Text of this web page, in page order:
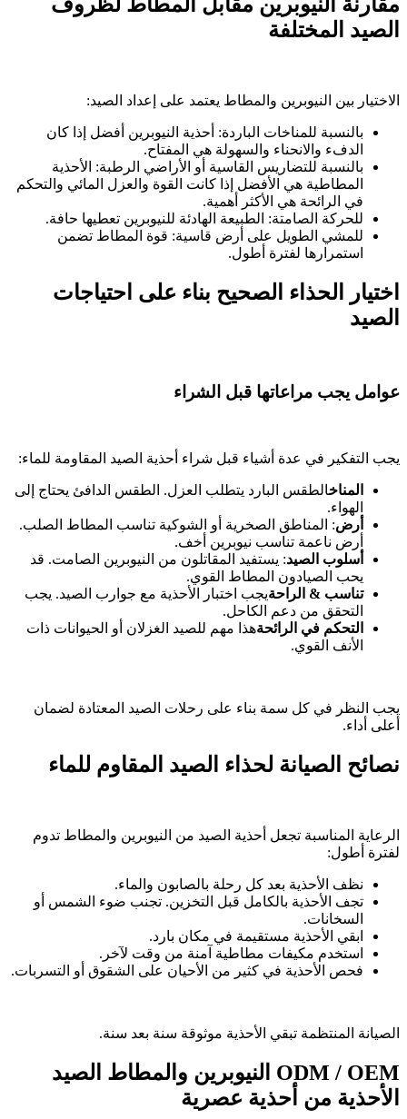
الصيد المختلفة
الاختيار بين النيوبرين والمطاط يعتمد على إعداد الصيد:
بالنسبة للمناخات الباردة: أحذية النيوبرين أفضل إذا كان
الدفء والانحناء والسهولة هي المفتاح.
بالنسبة للتضاريس القاسية أو الأراضي الرطبة: الأحذية
المطاطية هي الأفضل إذا كانت القوة والعزل المائي والتحكم
في الرائحة هي الأكثر أهمية.
للحركة الصامتة: الطبيعة الهادئة للنيوبرين تعطيها حافة.
للمشي الطويل على أرض قاسية: قوة المطاط تضمن
استمرارها لفترة أطول.
اختيار الحذاء الصحيح بناء على احتياجات
الصيد
عوامل يجب مراعاتها قبل الشراء
يجب التفكير في عدة أشياء قبل شراء أحذية الصيد المقاومة للماء:
المناخالطقس البارد يتطلب العزل. الطقس الدافئ يحتاج إلى
الهواء.
أرض: المناطق الصخرية أو الشوكية تناسب المطاط الصلب.
أرض ناعمة تناسب نيوبرين أخف.
أسلوب الصيد: يستفيد المقاتلون من النيوبرين الصامت. قد
يحب الصيادون المطاط القوي.
تناسب & الراحةيجب اختبار الأحذية مع جوارب الصيد. يجب
التحقق من دعم الكاحل.
التحكم في الرائحةهذا مهم للصيد الغزلان أو الحيوانات ذات
الأنف القوي.
يجب النظر في كل سمة بناء على رحلات الصيد المعتادة لضمان
أعلى أداء.
نصائح الصيانة لحذاء الصيد المقاوم للماء
الرعاية المناسبة تجعل أحذية الصيد من النيوبرين والمطاط تدوم
لفترة أطول:
نظف الأحذية بعد كل رحلة بالصابون والماء.
تجف الأحذية بالكامل قبل التخزين. تجنب ضوء الشمس أو
السخانات.
ابقي الأحذية مستقيمة في مكان بارد.
استخدم مكيفات مطاطية آمنة من وقت لآخر.
فحص الأحذية في كثير من الأحيان على الشقوق أو التسربات.
الصيانة المنتظمة تبقي الأحذية موثوقة سنة بعد سنة.
ODM / OEM النيوبرين والمطاط الصيد
الأحذية من أحذية عصرية